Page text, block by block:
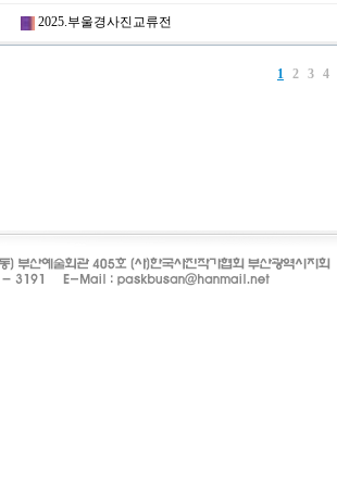
2025.부울경사진교류전
1 2 3 4